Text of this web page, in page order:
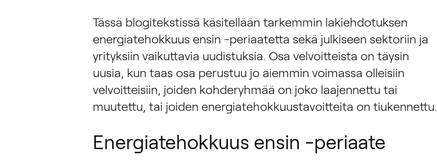
Tässä blogitekstissä käsitellään tarkemmin lakiehdotuksen
energiatehokkuus ensin -periaatetta sekä julkiseen sektoriin ja
yrityksiin vaikuttavia uudistuksia. Osa velvoitteista on täysin
uusia, kun taas osa perustuu jo aiemmin voimassa olleisiin
velvoitteisiin, joiden kohderyhmää on joko laajennettu tai
muutettu, tai joiden energiatehokkuustavoitteita on tiukennettu.
Energiatehokkuus ensin -periaate